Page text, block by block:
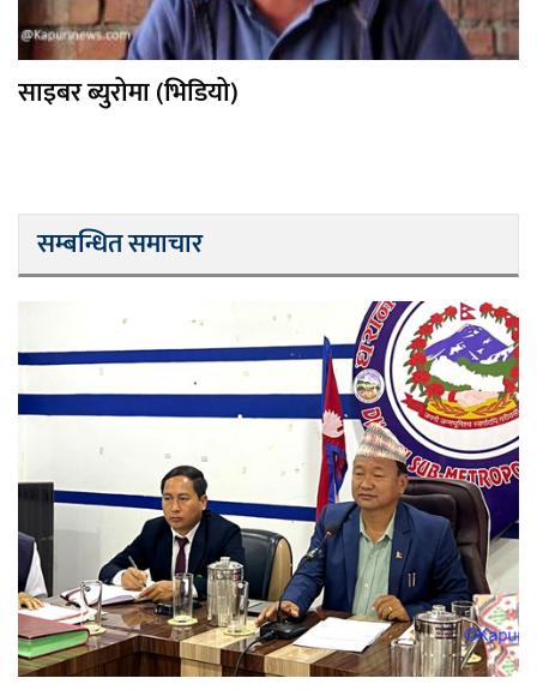
साइबर ब्युरोमा (भिडियो)
सम्बन्धित समाचार